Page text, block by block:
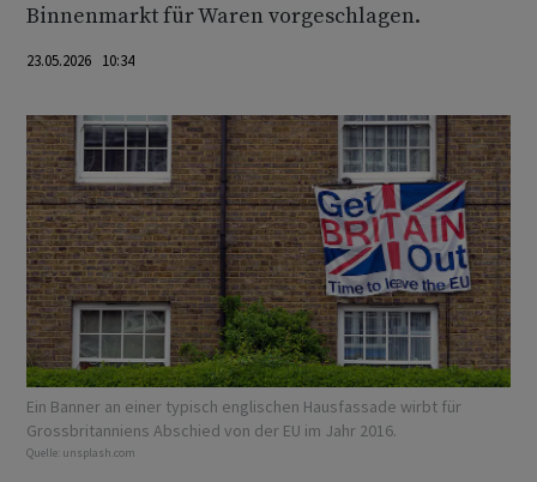
Binnenmarkt für Waren vorgeschlagen.
23.05.2026 10:34
Ein Banner an einer typisch englischen Hausfassade wirbt für
Grossbritanniens Abschied von der EU im Jahr 2016.
Quelle: unsplash.com